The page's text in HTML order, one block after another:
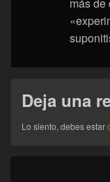
más de
Deja una
Lo siento, debes estar